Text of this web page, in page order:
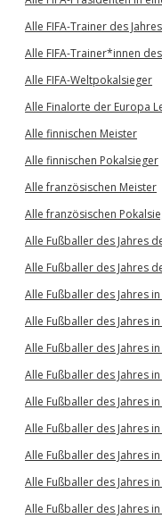
Alle FIFA-Trainer des Jahres
Alle FIFA-Trainer*innen
Alle FIFA-Weltpokalsieger
Alle Finalorte der Europa
Alle finnischen Meister
Alle finnischen Pokalsieger
Alle französischen Meister
Alle französischen
Alle Fußballer des Jahres
Alle Fußballer des Jahres
Alle Fußballer des Jahres
Alle Fußballer des Jahres
Alle Fußballer des Jahres
Alle Fußballer des Jahres
Alle Fußballer des Jahres
Alle Fußballer des Jahres
Alle Fußballer des Jahres
Alle Fußballer des Jahres
Alle Fußballer des Jahres